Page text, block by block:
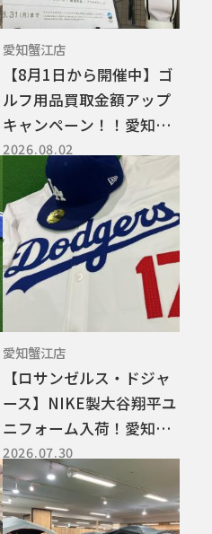
愛知蟹江店
【8月1日から開催中】ゴ
ルフ用品買取金額アップ
キャンペーン！！愛知蟹
江店の売場をご紹介♪
2026.08.02
愛知蟹江店
【ロサンゼルス・ドジャ
ース】NIKE製大谷翔平ユ
ニフォーム入荷！愛知蟹
江店で販売中♪
2026.07.30